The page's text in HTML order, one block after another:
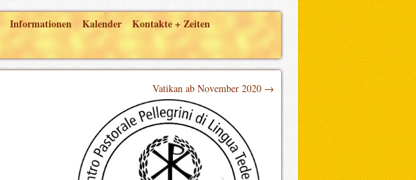
Informationen Kalender
Kontakte + Zeiten
Vatikan ab November 2020 →